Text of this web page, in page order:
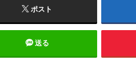
ポスト
送る